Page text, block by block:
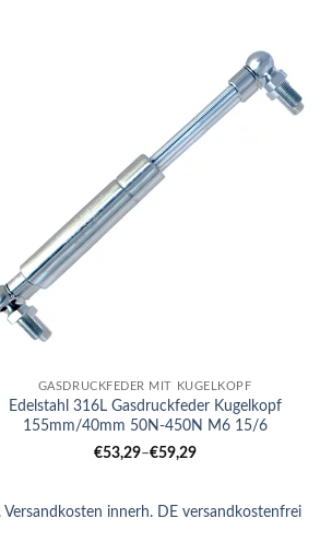
GASDRUCKFEDER MIT KUGELKOPF
Edelstahl 316L Gasdruckfeder Kugelkopf
155mm/40mm 50N-450N M6 15/6
€53,29–€59,29
Versandkosten innerh. DE versandkostenfrei